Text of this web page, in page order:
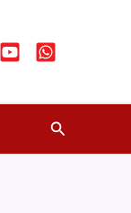
Search